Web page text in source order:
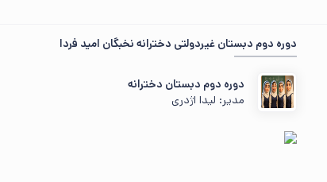
دوره دوم دبستان غیردولتی دخترانه نخبگان امید فردا
دوره دوم دبستان دخترانه
مدیر: لیدا اژدری